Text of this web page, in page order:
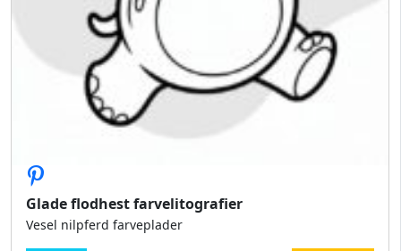
Glade flodhest farvelitografier
Vesel nilpferd farveplader